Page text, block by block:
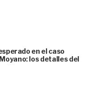
en el caso
los detalles del